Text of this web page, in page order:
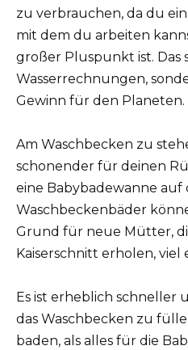
zu verbrauchen, da du
mit dem du arbeiten
großer Pluspunkt ist. Das
Wasserrechnungen,
Gewinn für den Planeten.
Am Waschbecken zu
schonender für deinen
eine Babybadewanne
Waschbeckenbäder
Grund für neue Mütter,
Kaiserschnitt erholen, viel
Es ist erheblich schneller
das Waschbecken zu
baden, als alles für die